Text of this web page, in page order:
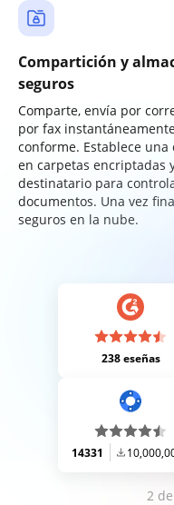
Compartición y
seguros
Comparte, envía por
por fax
conforme. Establece
en carpetas encriptadas
destinatario para
documentos. Una vez
seguros en la nube.
238 eseñas
14331
2